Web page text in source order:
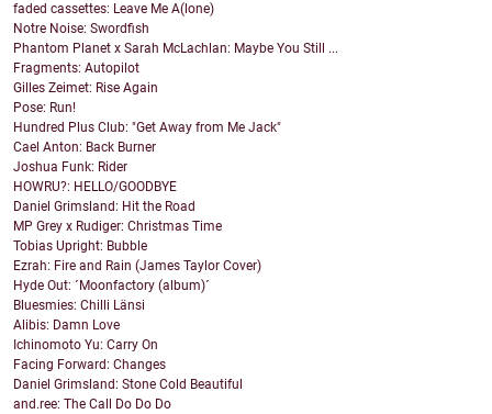
faded cassettes: Leave Me A(lone)
Notre Noise: Swordfish
Phantom Planet x Sarah McLachlan: Maybe You Still ...
Fragments: Autopilot
Gilles Zeimet: Rise Again
Pose: Run!
Hundred Plus Club: "Get Away from Me Jack"
Cael Anton: Back Burner
Joshua Funk: Rider
HOWRU?: HELLO/GOODBYE
Daniel Grimsland: Hit the Road
MP Grey x Rudiger: Christmas Time
Tobias Upright: Bubble
Ezrah: Fire and Rain (James Taylor Cover)
Hyde Out: ´Moonfactory (album)´
Bluesmies: Chilli Länsi
Alibis: Damn Love
Ichinomoto Yu: Carry On
Facing Forward: Changes
Daniel Grimsland: Stone Cold Beautiful
and.ree: The Call Do Do Do